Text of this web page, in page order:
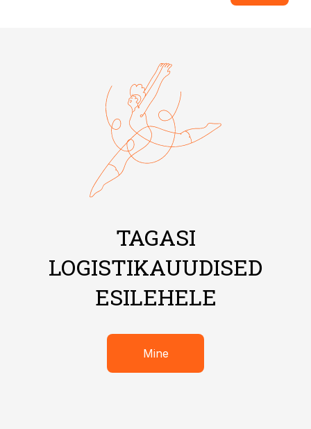
TAGASI
LOGISTIKAUUDISED
ESILEHELE
Mine